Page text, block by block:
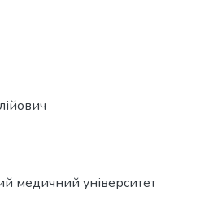
медичний університет